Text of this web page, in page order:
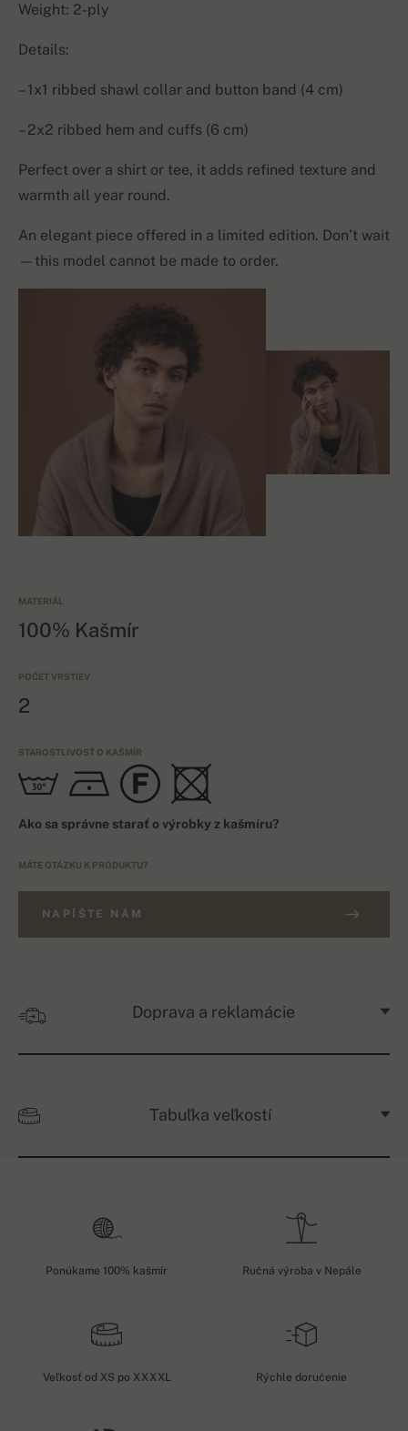
Weight: 2-ply
Details:
– 1x1 ribbed shawl collar and button band (4 cm)
– 2x2 ribbed hem and cuffs (6 cm)
Perfect over a shirt or tee, it adds refined texture and
warmth all year round.
An elegant piece offered in a limited edition. Don’t wait
—this model cannot be made to order.
MATERIÁL
100% Kašmír
POČET VRSTIEV
2
STAROSTLIVOSŤ O KAŠMÍR
Ako sa správne starať o výrobky z kašmíru?
MÁTE OTÁZKU K PRODUKTU?
NAPÍŠTE NÁM
Doprava a reklamácie
Tabuľka veľkostí
Ponúkame 100% kašmír Ručná výroba v Nepále
Veľkosť od XS po XXXXL Rýchle doručenie